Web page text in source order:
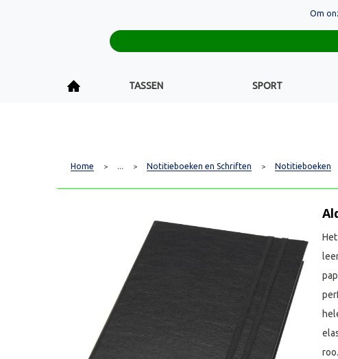
TASSEN SPORT
Home > ... > Notitieboeken en Schriften > Notitieboeken
Om